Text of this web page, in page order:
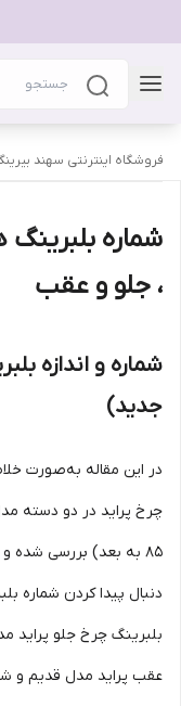
فروشگاه اینترنتی سهند
شماره
، جلو و عقب
شماره و اندازه
جدید)
در این مقاله به‌صورت
85 به بعد) بررسی شده
دنبال پیدا کردن شماره
بلبرینگ چرخ جلو
عقب پراید مدل قدیم و